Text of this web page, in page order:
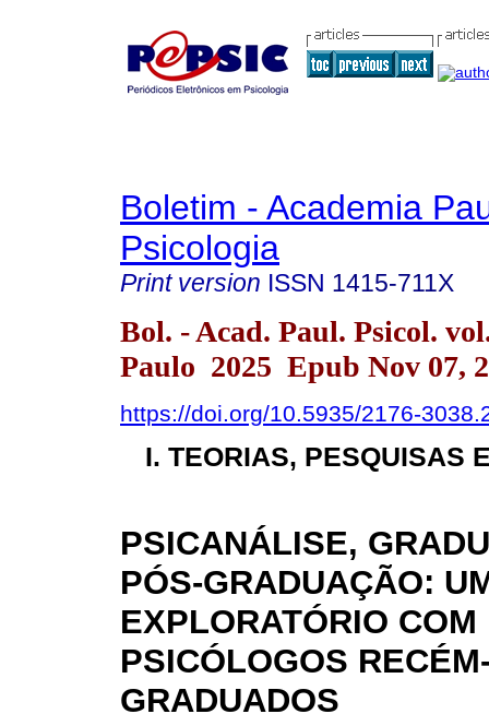
Boletim - Academia
Psicologia
Print version ISSN 1415-711X
Bol. - Acad. Paul. Psicol.
Paulo 2025 Epub Nov 07,
https://doi.org/10.5935/2176-
I. TEORIAS, PESQUISAS
PSICANÁLISE,
PÓS-GRADUAÇÃO:
EXPLORATÓRIO COM
PSICÓLOGOS
GRADUADOS